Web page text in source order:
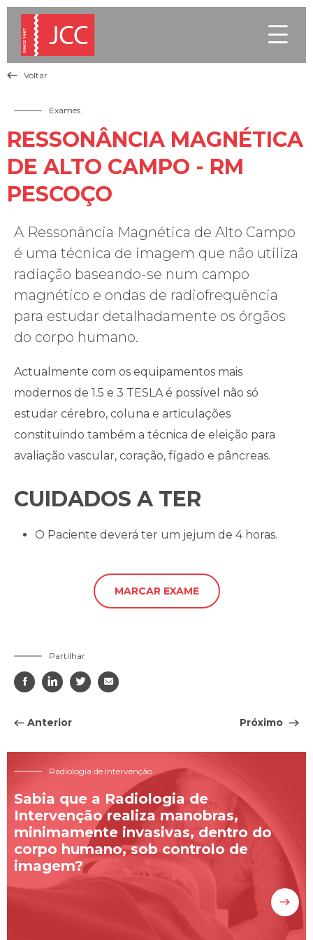

 Voltar
Exames
RESSONÂNCIA MAGNÉTICA
DE ALTO CAMPO - RM
PESCOÇO
A Ressonância Magnética de Alto Campo
é uma técnica de imagem que não utiliza
radiação baseando-se num campo
magnético e ondas de radiofrequência
para estudar detalhadamente os órgãos
do corpo humano.
Actualmente com os equipamentos mais
modernos de 1.5 e 3 TESLA é possível não só
estudar cérebro, coluna e articulações
constituindo também a técnica de eleição para
avaliação vascular, coração, fígado e pâncreas.
CUIDADOS A TER
O Paciente deverá ter um jejum de 4 horas.
MARCAR EXAME
Partilhar
   
Anterior Próximo
Radiologia de Intervenção
Sabia que a Radiologia de
Intervenção realiza manobras,
minimamente invasivas, dentro do
corpo humano, sob controlo de
imagem?